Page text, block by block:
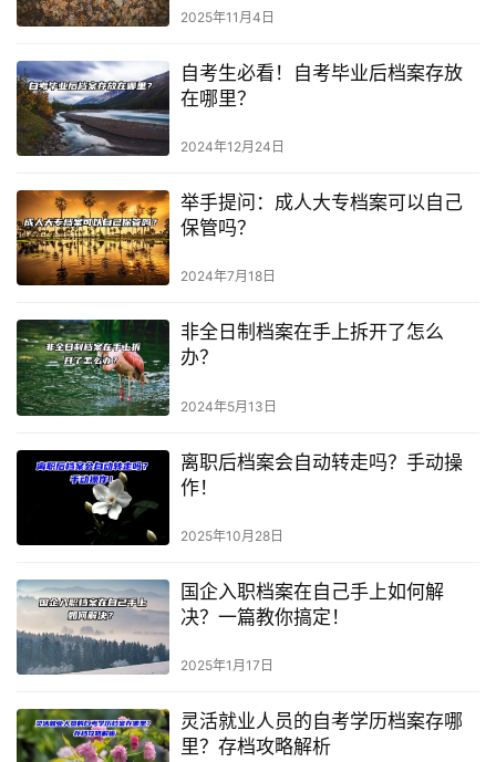
2025年11月4日
自考生必看！自考毕业后档案存放
在哪里？
2024年12月24日
举手提问：成人大专档案可以自己
保管吗？
2024年7月18日
非全日制档案在手上拆开了怎么
办？
2024年5月13日
离职后档案会自动转走吗？手动操
作！
2025年10月28日
国企入职档案在自己手上如何解
决？一篇教你搞定！
2025年1月17日
灵活就业人员的自考学历档案存哪
里？存档攻略解析